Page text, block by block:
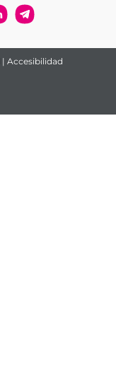
| Accesibilidad